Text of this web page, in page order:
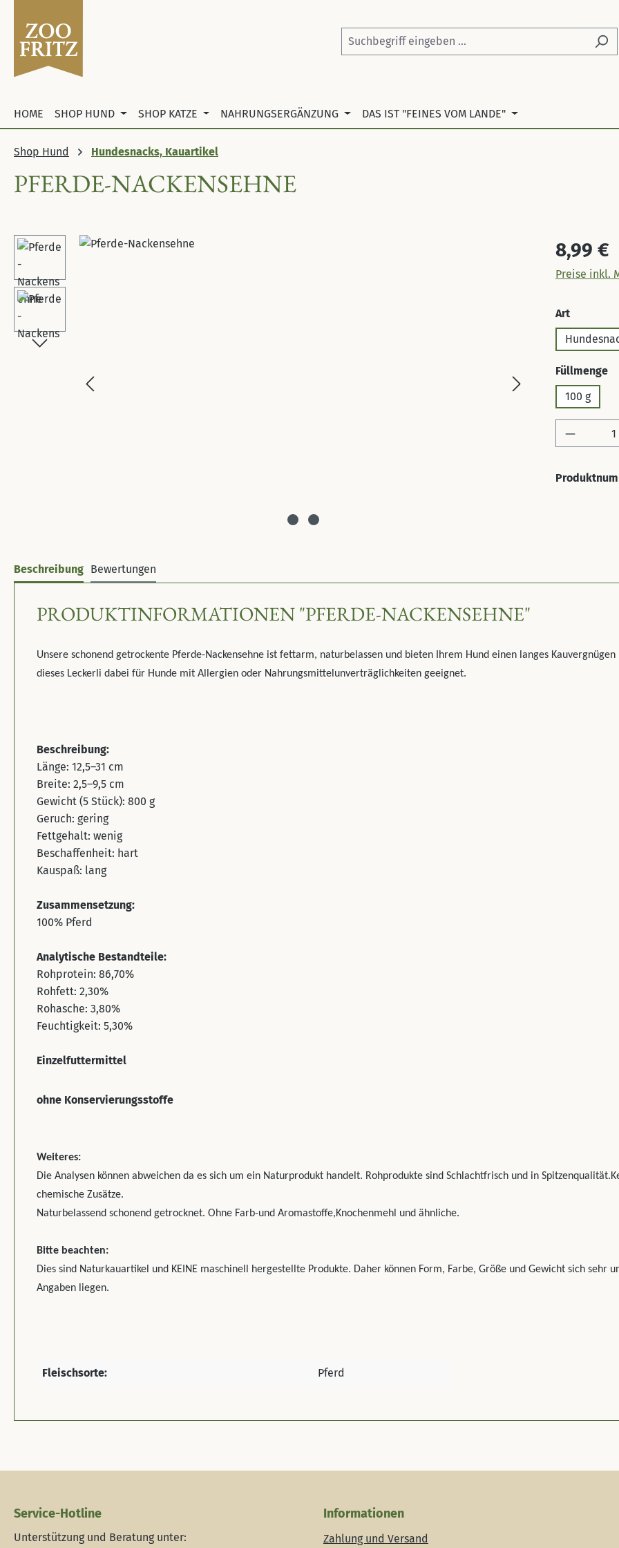
HOME SHOP HUND SHOP KATZE NAHRUNGSERGÄNZUNG DAS IST "FEINES VOM LANDE"
Shop Hund Hundesnacks, Kauartikel
PFERDE-NACKENSEHNE
Bildergalerie überspringen Regulärer
8,99 €
Preise inkl.
Art
Füllmenge
100 g
Beschreibung Bewertungen
PRODUKTINFORMATIONEN "PFERDE-NACKENSEHNE"
Unsere schonend getrockente Pferde-Nackensehne ist fettarm, naturbelassen und bieten Ihrem Hund einen langes
dieses Leckerli dabei für Hunde mit Allergien oder Nahrungsmittelunverträglichkeiten geeignet.
Beschreibung:
Länge: 12,5–31 cm
Breite: 2,5–9,5 cm
Gewicht (5 Stück): 800 g
Geruch: gering
Fettgehalt: wenig
Beschaffenheit: hart
Kauspaß: lang
Zusammensetzung:
100% Pferd
Analytische Bestandteile:
Rohprotein: 86,70%
Rohfett: 2,30%
Rohasche: 3,80%
Feuchtigkeit: 5,30%
Einzelfuttermittel
ohne Konservierungsstoffe
Weiteres:
Die Analysen können abweichen da es sich um ein Naturprodukt handelt. Rohprodukte sind Schlachtfrisch und in
chemische Zusätze.
Naturbelassend schonend getrocknet. Ohne Farb-und Aromastoffe,Knochenmehl und ähnliche.
Bitte beachten:
Dies sind Naturkauartikel und KEINE maschinell hergestellte Produkte. Daher können Form, Farbe, Größe und Gewicht sich sehr
Angaben liegen.
Fleischsorte: Pferd
Service-Hotline
Unterstützung und Beratung unter:
Informationen
Zahlung und Versand